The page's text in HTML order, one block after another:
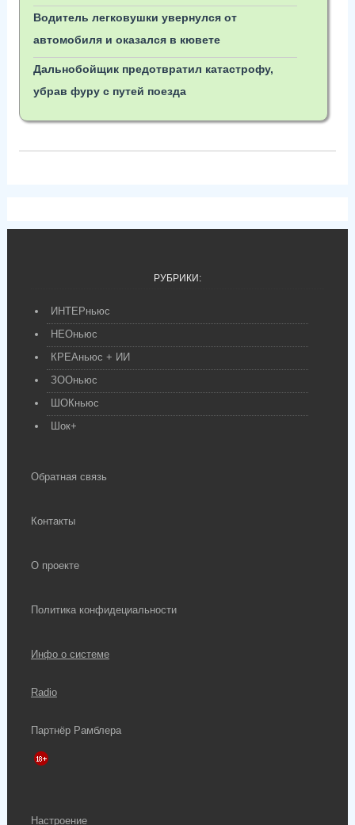
Водитель легковушки увернулся от
автомобиля и оказался в кювете
Дальнобойщик предотвратил катастрофу,
убрав фуру с путей поезда
РУБРИКИ:
ИНТЕРньюс
НЕОньюс
КРЕАньюс + ИИ
ЗООньюс
ШОКньюс
Шок+
Обратная связь
Контакты
О проекте
Политика конфидециальности
Инфо о системе
Radio
Партнёр Рамблера
Настроение